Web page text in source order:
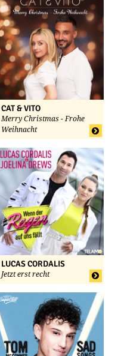
CAT & VITO
Merry Christmas - Frohe
Weihnacht
LUCAS CORDALIS
Jetzt erst recht